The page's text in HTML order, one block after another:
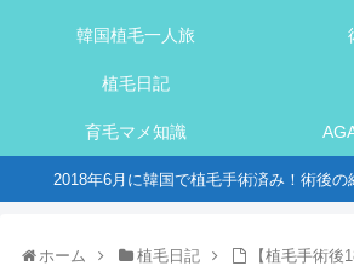
韓国植毛一人旅
植毛日記
育毛マメ知識
2018年6月に韓国で植毛手術済み！術後の
ホーム 植毛日記
【植毛手術